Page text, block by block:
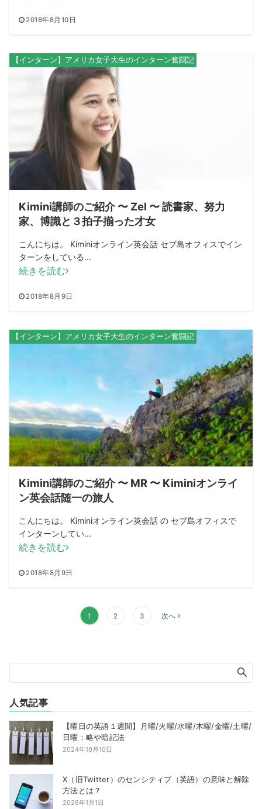
2018年8月10日
【インターン】アメリカ女子大生のインターン奮闘記
Kimini講師のご紹介 〜 Zel 〜 読書家、努力
家、博識と３拍子揃った才女
こんにちは。 Kiminiオンライン英会話 セブ島オフィスでイン
ターンをしている...
2018年8月9日
続きを読む
【インターン】アメリカ女子大生のインターン奮闘記
Kimini講師のご紹介 〜 MR 〜 Kiminiオンライ
ン英会話随一の旅人
こんにちは。 Kiminiオンライン英会話 の セブ島オフィスで
インターンしてい...
2018年8月9日
続きを読む
ジ
送
り
1 2 3 次へ
人気記事
【曜日の英語１週間】月曜/火曜/水曜/木曜/金曜/土曜/
日曜：略や暗記法
2024年10月10日
X（旧Twitter）のセンシティブ（英語）の意味と解除
方法とは？
2026年1月1日